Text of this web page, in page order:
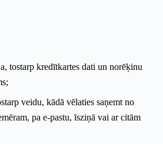
tostarp kredītkartes dati un norēķinu
veidu, kādā vēlaties saņemt no
pa e-pastu, īsziņā vai ar citām